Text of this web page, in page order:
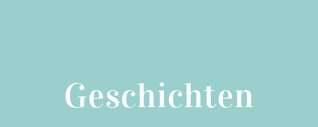
Geschichten